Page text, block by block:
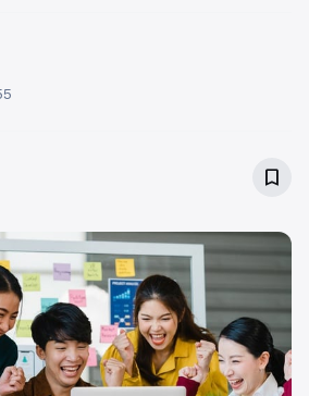
bookmark_border